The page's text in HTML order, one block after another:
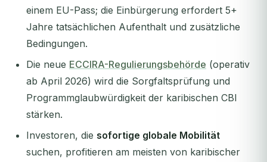
einem EU-Pass; die Einbürgerung erfordert 5+
Jahre tatsächlichen Aufenthalt und zusätzliche
Bedingungen.
Die neue ECCIRA-Regulierungsbehörde (operativ
ab April 2026) wird die Sorgfaltsprüfung und
Programmglaubwürdigkeit der karibischen CBI
stärken.
Investoren, die sofortige globale Mobilität
suchen, profitieren am meisten von karibischer